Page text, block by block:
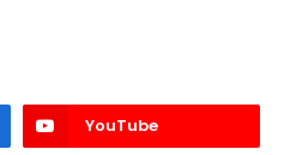
YouTube